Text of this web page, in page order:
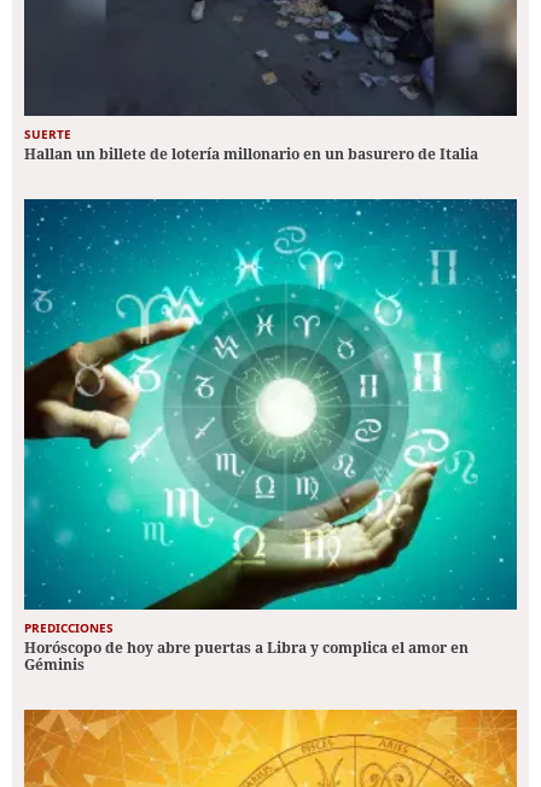
SUERTE
Hallan un billete de lotería millonario en un basurero de Italia
PREDICCIONES
Horóscopo de hoy abre puertas a Libra y complica el amor en
Géminis